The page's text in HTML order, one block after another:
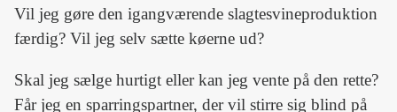
Vil jeg gøre den igangværende slagtesvineproduktion
færdig? Vil jeg selv sætte køerne ud?
Skal jeg sælge hurtigt eller kan jeg vente på den rette?
Får jeg en sparringspartner, der vil stirre sig blind på